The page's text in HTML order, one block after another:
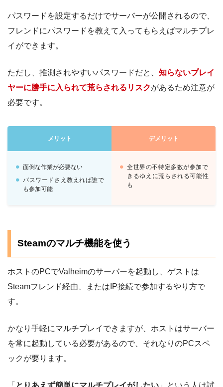
パスワードを設定するだけでサーバーが公開されるので、
フレンドにパスワードを教えて入ってもらえばマルチプレ
イができます。
ただし、推測されやすいパスワードだと、 知らないプレイ
ヤーに勝手に入られて荒らされるリスクがあるため注意が
必要です。
メリット デメリット
面倒な作業が必要ない
パスワードさえ教えれば誰で
も参加可能
全世界の不特定多数が参加で
きるゆえに荒らされる可能性
も
Steamのマルチ機能を使う
ホストのPCでValheimのサーバーを起動し、ゲストは
Steamフレンド経由、またはIP接続で参加するやり方で
す。
かなり手軽にマルチプレイできますが、ホストはサーバー
を常に起動している必要があるので、それなりのPCスペ
ックが要ります。
「 とりあえず簡単にマルチプレイがしたい 」という人は試